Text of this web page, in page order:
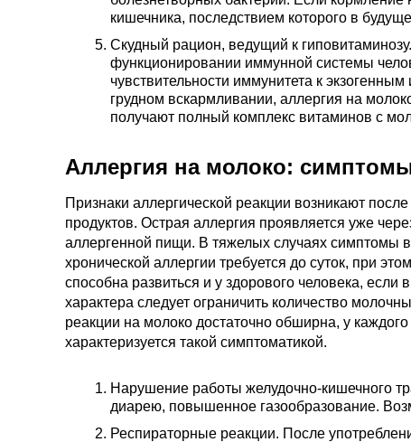
кишечника, последствием которого в
Скудный рацион, ведущий к
функционировании иммунной системы
чувствительности иммунитета к
грудном вскармливании, аллергия на
получают полный комплекс витаминов с
Аллергия на молоко:
Признаки аллергической реакции возникают
продуктов. Острая аллергия проявляется уже
аллергенной пищи. В тяжелых случаях симптомы
хронической аллергии требуется до суток, при
способна развиться и у здорового человека,
характера следует ограничить количество
реакции на молоко достаточно обширна, у
характеризуется такой симптоматикой.
Нарушение работы желудочно-кишечного
диарею, повышенное газообразование.
Респираторные реакции. После